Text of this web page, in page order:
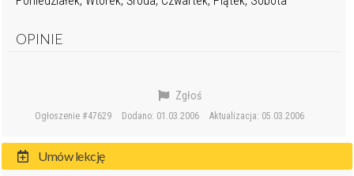
OPINIE
Ogłoszenie #47629 Dodano: 01.03.2006 Aktualizacja: 05.03.2006
Zgłoś
Umów lekcję